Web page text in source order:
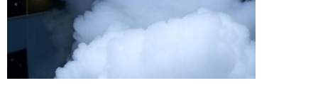
info@business-magazine.online
Отдел рекламы
reklama@business-magazine.online
Отдел распространения/редакционная подписка
podpiska@business-magazine.online